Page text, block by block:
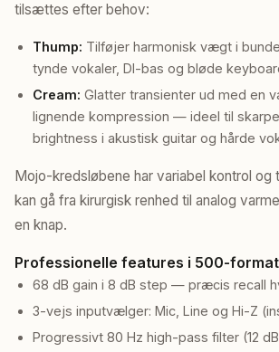
tilsættes efter behov:
Thump: Tilføjer harmonisk vægt i
tynde vokaler, DI-bas og bløde
Cream: Glatter transienter ud med en
lignende kompression — ideel til
brightness i akustisk guitar og hårde
Mojo-kredsløbene har variabel kontrol og
kan gå fra kirurgisk renhed til analog
en knap.
Professionelle features i 500-format
68 dB gain i 8 dB step — præcis recall
3-vejs inputvælger: Mic, Line og Hi-Z
Progressivt 80 Hz high-pass filter (12